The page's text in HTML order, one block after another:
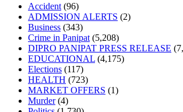
Accident (96)
ADMISSION ALERTS (2)
Business (343)
Crime in Panipat (5,208)
DIPRO PANIPAT PRESS RELEASE
EDUCATIONAL (4,175)
Elections (117)
HEALTH (723)
MARKET OFFERS (1)
Murder(4)